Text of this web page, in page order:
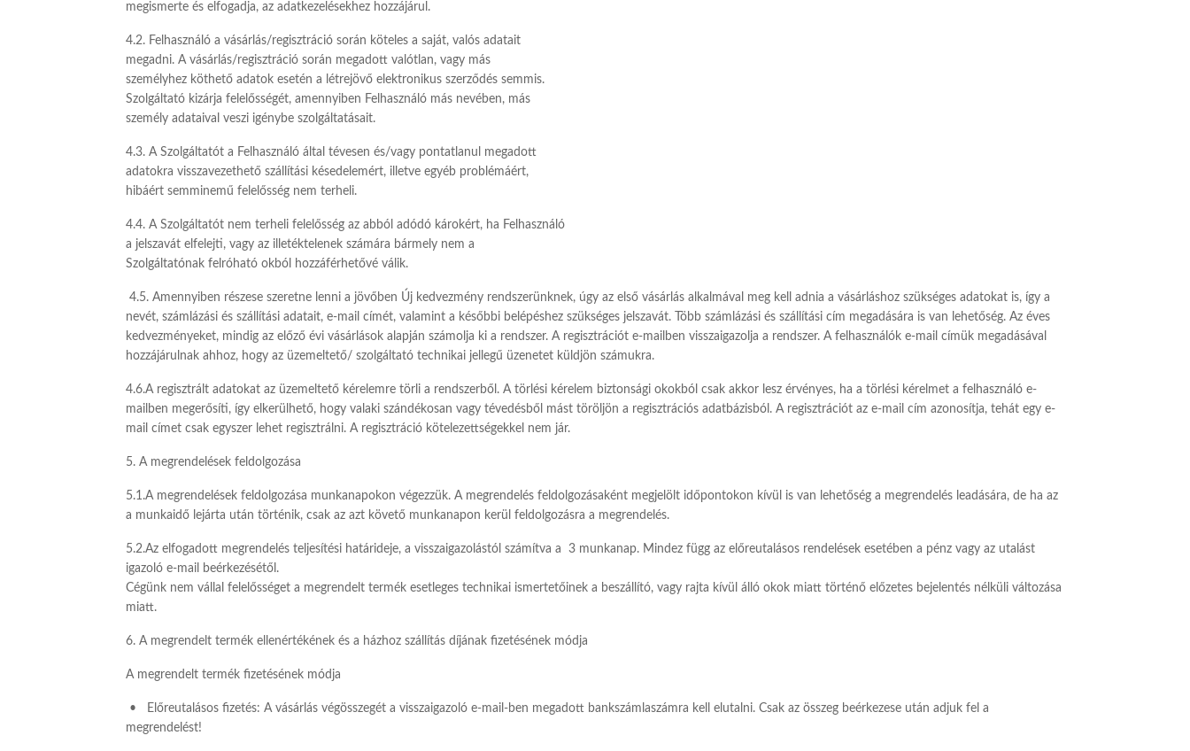
megismerte és elfogadja, az adatkezelésekhez hozzájárul.
4.2. Felhasználó a vásárlás/regisztráció során köteles a saját, valós adatait
megadni. A vásárlás/regisztráció során megadott valótlan, vagy más
személyhez köthető adatok esetén a létrejövő elektronikus szerződés semmis.
Szolgáltató kizárja felelősségét, amennyiben Felhasználó más nevében, más
személy adataival veszi igénybe szolgáltatásait.
4.3. A Szolgáltatót a Felhasználó által tévesen és/vagy pontatlanul megadott
adatokra visszavezethető szállítási késedelemért, illetve egyéb problémáért,
hibáért semminemű felelősség nem terheli.
4.4. A Szolgáltatót nem terheli felelősség az abból adódó károkért, ha Felhasználó
a jelszavát elfelejti, vagy az illetéktelenek számára bármely nem a
Szolgáltatónak felróható okból hozzáférhetővé válik.
4.5. Amennyiben részese szeretne lenni a jövőben Új kedvezmény rendszerünknek, úgy az első vásárlás alkalmával meg kell adnia a vásárláshoz szükséges adatokat is, így a
nevét, számlázási és szállítási adatait, e-mail címét, valamint a későbbi belépéshez szükséges jelszavát. Több számlázási és szállítási cím megadására is van lehetőség. Az éves
kedvezményeket, mindig az előző évi vásárlások alapján számolja ki a rendszer. A regisztrációt e-mailben visszaigazolja a rendszer. A felhasználók e-mail címük megadásával
hozzájárulnak ahhoz, hogy az üzemeltető/ szolgáltató technikai jellegű üzenetet küldjön számukra.
4.6.A regisztrált adatokat az üzemeltető kérelemre törli a rendszerből. A törlési kérelem biztonsági okokból csak akkor lesz érvényes, ha a törlési kérelmet a felhasználó e-
mailben megerősíti, így elkerülhető, hogy valaki szándékosan vagy tévedésből mást töröljön a regisztrációs adatbázisból. A regisztrációt az e-mail cím azonosítja, tehát egy e-
mail címet csak egyszer lehet regisztrálni. A regisztráció kötelezettségekkel nem jár.
5. A megrendelések feldolgozása
5.1.A megrendelések feldolgozása munkanapokon végezzük. A megrendelés feldolgozásaként megjelölt időpontokon kívül is van lehetőség a megrendelés leadására, de ha az
a munkaidő lejárta után történik, csak az azt követő munkanapon kerül feldolgozásra a megrendelés.
5.2.Az elfogadott megrendelés teljesítési határideje, a visszaigazolástól számítva a 3 munkanap. Mindez függ az előreutalásos rendelések esetében a pénz vagy az utalást
igazoló e-mail beérkezésétől.
Cégünk nem vállal felelősséget a megrendelt termék esetleges technikai ismertetőinek a beszállító, vagy rajta kívül álló okok miatt történő előzetes bejelentés nélküli változása
miatt.
6. A megrendelt termék ellenértékének és a házhoz szállítás díjának fizetésének módja
A megrendelt termék fizetésének módja
• Előreutalásos fizetés: A vásárlás végösszegét a visszaigazoló e-mail-ben megadott bankszámlaszámra kell elutalni. Csak az összeg beérkezese után adjuk fel a
megrendelést!